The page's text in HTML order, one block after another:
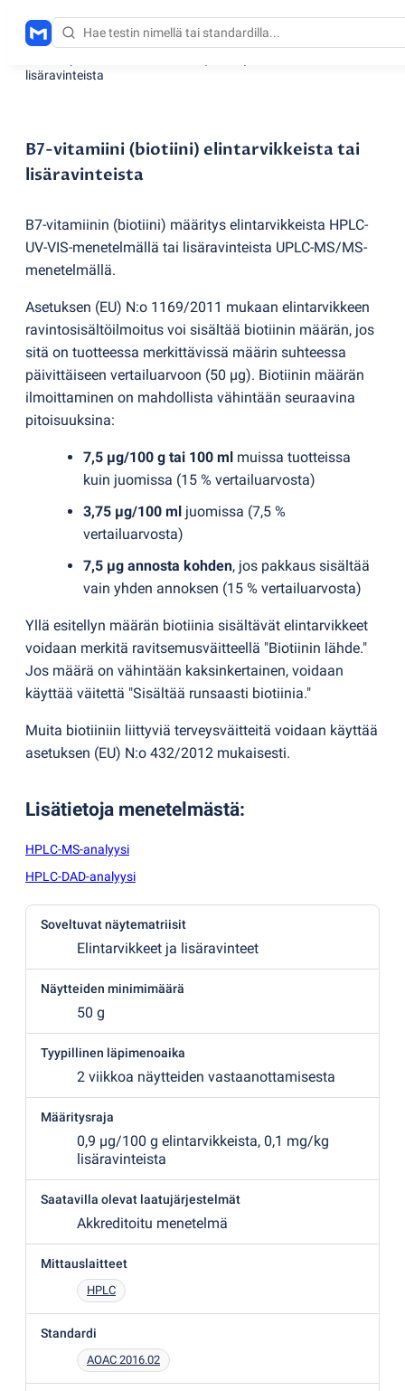
lisäravinteista
B7-vitamiini (biotiini) elintarvikkeista tai
lisäravinteista
B7-vitamiinin (biotiini) määritys elintarvikkeista HPLC-
UV-VIS-menetelmällä tai lisäravinteista UPLC-MS/MS-
menetelmällä.
Asetuksen (EU) N:o 1169/2011 mukaan elintarvikkeen
ravintosisältöilmoitus voi sisältää biotiinin määrän, jos
sitä on tuotteessa merkittävissä määrin suhteessa
päivittäiseen vertailuarvoon (50 µg). Biotiinin määrän
ilmoittaminen on mahdollista vähintään seuraavina
pitoisuuksina:
7,5 µg/100 g tai 100 ml muissa tuotteissa
kuin juomissa (15 % vertailuarvosta)
3,75 µg/100 ml juomissa (7,5 %
vertailuarvosta)
7,5 µg annosta kohden, jos pakkaus sisältää
vain yhden annoksen (15 % vertailuarvosta)
Yllä esitellyn määrän biotiinia sisältävät elintarvikkeet
voidaan merkitä ravitsemusväitteellä "Biotiinin lähde."
Jos määrä on vähintään kaksinkertainen, voidaan
käyttää väitettä "Sisältää runsaasti biotiinia."
Muita biotiiniin liittyviä terveysväitteitä voidaan käyttää
asetuksen (EU) N:o 432/2012 mukaisesti.
Lisätietoja menetelmästä:
HPLC-MS-analyysi
HPLC-DAD-analyysi
Soveltuvat näytematriisit
Elintarvikkeet ja lisäravinteet
Näytteiden minimimäärä
50 g
Tyypillinen läpimenoaika
2 viikkoa näytteiden vastaanottamisesta
Määritysraja
0,9 µg/100 g elintarvikkeista, 0,1 mg/kg
lisäravinteista
Saatavilla olevat laatujärjestelmät
Akkreditoitu menetelmä
Mittauslaitteet
HPLC
Standardi
AOAC 2016.02